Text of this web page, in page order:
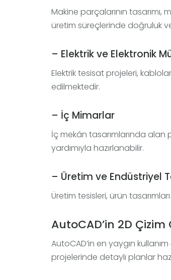
Makine parçalarının tasarımı,
üretim süreçlerinde doğruluk
– Elektrik ve Elektronik
Elektrik tesisat projeleri,
edilmektedir.
– İç Mimarlar
İç mekân tasarımlarında alan
yardımıyla hazırlanabilir.
– Üretim ve Endüstriyel
Üretim tesisleri, ürün
AutoCAD’in 2D Çizim
AutoCAD’in en yaygın
projelerinde detaylı planlar